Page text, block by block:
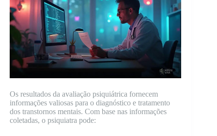
Os resultados da avaliação psiquiátrica fornecem
informações valiosas para o diagnóstico e tratamento
dos transtornos mentais. Com base nas informações
coletadas, o psiquiatra pode: